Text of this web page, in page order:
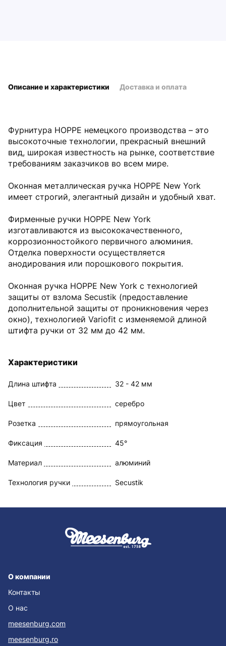
Фурнитура HOPPE немецкого производства – это
высокоточные технологии, прекрасный внешний
вид, широкая известность на рынке, соответствие
требованиям заказчиков во всем мире.
Оконная металлическая ручка HOPPE New York
имеет строгий, элегантный дизайн и удобный хват.
Фирменные ручки HOPPE New York
изготавливаются из высококачественного,
коррозионностойкого первичного алюминия.
Отделка поверхности осуществляется
анодирования или порошкового покрытия.
Оконная ручка HOPPE New York с технологией
защиты от взлома Secustik (предоставление
дополнительной защиты от проникновения через
окно), технологией Variofit с изменяемой длиной
штифта ручки от 32 мм до 42 мм.
Характеристики
Длина штифта 32 - 42 мм
Цвет серебро
Розетка прямоугольная
Фиксация 45°
Материал алюминий
Технология ручки Secustik
Описание и характеристики Доставка и оплата
О компании
Контакты
О нас
meesenburg.com
meesenburg.ro